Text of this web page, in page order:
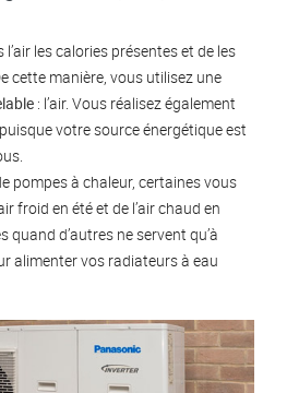
les calories présentes et de les
cette manière, vous utilisez une
: l’air. Vous réalisez également
puisque votre source énergétique est
pompes à chaleur, certaines vous
froid en été et de l’air chaud en
quand d’autres ne servent qu’à
alimenter vos radiateurs à eau